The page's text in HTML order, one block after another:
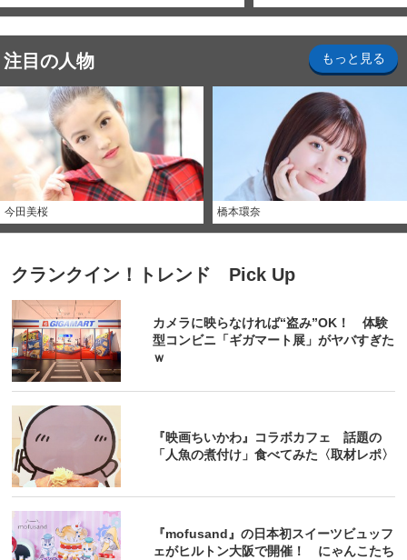
注目の人物 もっと見る
今田美桜 橋本環奈
クランクイン！トレンド Pick Up
カメラに映らなければ“盗み”OK！ 体験
型コンビニ「ギガマート展」がヤバすぎた
ｗ
『映画ちいかわ』コラボカフェ 話題の
「人魚の煮付け」食べてみた〈取材レポ〉
『mofusand』の日本初スイーツビュッフ
ェがヒルトン大阪で開催！ にゃんこたち